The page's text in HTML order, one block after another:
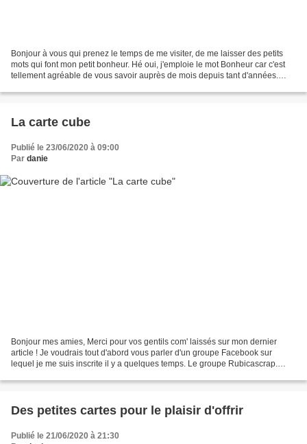
Bonjour à vous qui prenez le temps de me visiter, de me laisser des petits
mots qui font mon petit bonheur. Hé oui, j'emploie le mot Bonheur car c'est
tellement agréable de vous savoir auprès de mois depuis tant d'années.
La carte cube
Publié le 23/06/2020 à 09:00
Par danie
Bonjour mes amies, Merci pour vos gentils com' laissés sur mon dernier
article ! Je voudrais tout d'abord vous parler d'un groupe Facebook sur
lequel je me suis inscrite il y a quelques temps. Le groupe Rubicascrap.
Des petites cartes pour le plaisir d'offrir
Publié le 21/06/2020 à 21:30